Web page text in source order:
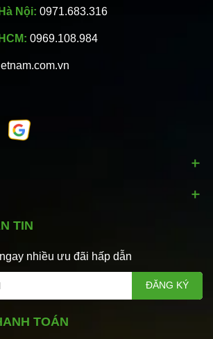
Nội: 0971.683.316
0969.108.984
TIN
nhiều ưu đãi hấp dẫn
ĐĂNG KÝ
TOÁN